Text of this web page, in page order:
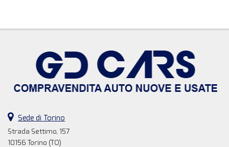
Sede di Torino
Strada Settimo, 157
10156 Torino (TO)